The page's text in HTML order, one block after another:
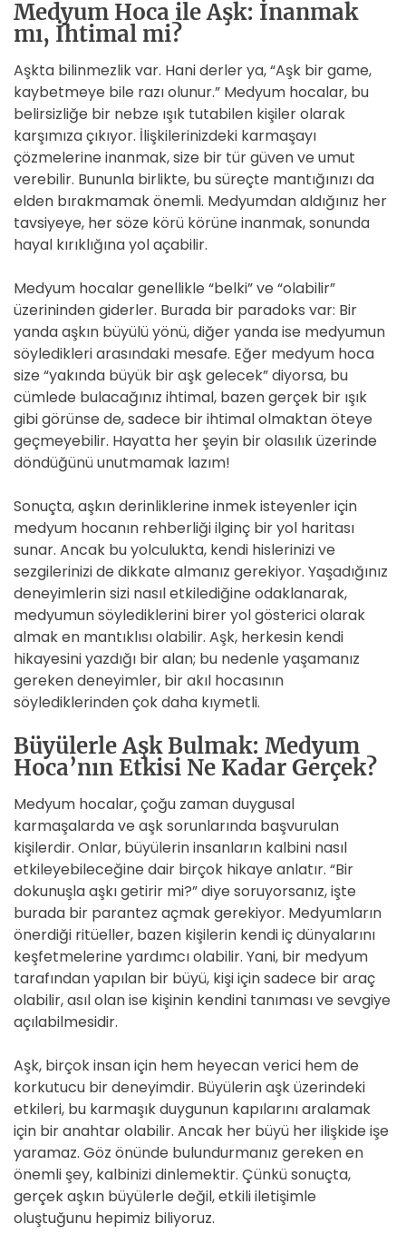
Medyum Hoca ile Aşk: İnanmak
mı, İhtimal mi?
Aşkta bilinmezlik var. Hani derler ya, “Aşk bir game,
kaybetmeye bile razı olunur.” Medyum hocalar, bu
belirsizliğe bir nebze ışık tutabilen kişiler olarak
karşımıza çıkıyor. İlişkilerinizdeki karmaşayı
çözmelerine inanmak, size bir tür güven ve umut
verebilir. Bununla birlikte, bu süreçte mantığınızı da
elden bırakmamak önemli. Medyumdan aldığınız her
tavsiyeye, her söze körü körüne inanmak, sonunda
hayal kırıklığına yol açabilir.
Medyum hocalar genellikle “belki” ve “olabilir”
üzerininden giderler. Burada bir paradoks var: Bir
yanda aşkın büyülü yönü, diğer yanda ise medyumun
söyledikleri arasındaki mesafe. Eğer medyum hoca
size “yakında büyük bir aşk gelecek” diyorsa, bu
cümlede bulacağınız ihtimal, bazen gerçek bir ışık
gibi görünse de, sadece bir ihtimal olmaktan öteye
geçmeyebilir. Hayatta her şeyin bir olasılık üzerinde
döndüğünü unutmamak lazım!
Sonuçta, aşkın derinliklerine inmek isteyenler için
medyum hocanın rehberliği ilginç bir yol haritası
sunar. Ancak bu yolculukta, kendi hislerinizi ve
sezgilerinizi de dikkate almanız gerekiyor. Yaşadığınız
deneyimlerin sizi nasıl etkilediğine odaklanarak,
medyumun söylediklerini birer yol gösterici olarak
almak en mantıklısı olabilir. Aşk, herkesin kendi
hikayesini yazdığı bir alan; bu nedenle yaşamanız
gereken deneyimler, bir akıl hocasının
söylediklerinden çok daha kıymetli.
Büyülerle Aşk Bulmak: Medyum
Hoca’nın Etkisi Ne Kadar Gerçek?
Medyum hocalar, çoğu zaman duygusal
karmaşalarda ve aşk sorunlarında başvurulan
kişilerdir. Onlar, büyülerin insanların kalbini nasıl
etkileyebileceğine dair birçok hikaye anlatır. “Bir
dokunuşla aşkı getirir mi?” diye soruyorsanız, işte
burada bir parantez açmak gerekiyor. Medyumların
önerdiği ritüeller, bazen kişilerin kendi iç dünyalarını
keşfetmelerine yardımcı olabilir. Yani, bir medyum
tarafından yapılan bir büyü, kişi için sadece bir araç
olabilir, asıl olan ise kişinin kendini tanıması ve sevgiye
açılabilmesidir.
Aşk, birçok insan için hem heyecan verici hem de
korkutucu bir deneyimdir. Büyülerin aşk üzerindeki
etkileri, bu karmaşık duygunun kapılarını aralamak
için bir anahtar olabilir. Ancak her büyü her ilişkide işe
yaramaz. Göz önünde bulundurmanız gereken en
önemli şey, kalbinizi dinlemektir. Çünkü sonuçta,
gerçek aşkın büyülerle değil, etkili iletişimle
oluştuğunu hepimiz biliyoruz.